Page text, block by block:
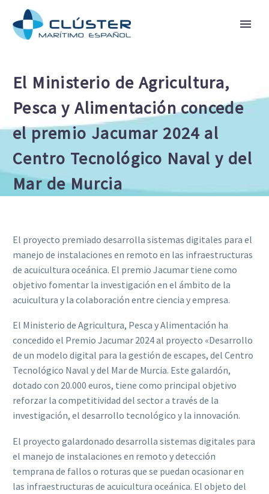
El Ministerio de Agricultura,
Pesca y Alimentación concede
el premio Jacumar 2024 al
Centro Tecnológico Naval y del
Mar de Murcia
El proyecto premiado desarrolla sistemas digitales para el
manejo de instalaciones en remoto en las infraestructuras
de acuicultura oceánica. El premio Jacumar tiene como
objetivo fomentar la investigación en el ámbito de la
acuicultura y la colaboración entre ciencia y empresa.
El Ministerio de Agricultura, Pesca y Alimentación ha
concedido el Premio Jacumar 2024 al proyecto «Desarrollo
de un modelo digital para la gestión de escapes, del Centro
Tecnológico Naval y del Mar de Murcia. Este galardón,
dotado con 20.000 euros, tiene como principal objetivo
reforzar la competitividad del sector a través de la
investigación, el desarrollo tecnológico y la innovación.
El proyecto galardonado desarrolla sistemas digitales para
el manejo de instalaciones en remoto y detección
temprana de fallos o roturas que se puedan ocasionar en
las infraestructuras de acuicultura oceánica. El objeto del